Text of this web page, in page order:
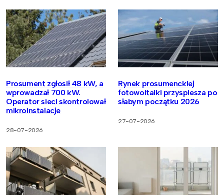
Prosument zgłosił 48 kW, a
wprowadzał 700 kW.
Operator sieci skontrolował
mikroinstalacje
28-07-2026
Rynek prosumenckiej
fotowoltaiki przyspiesza po
słabym początku 2026
27-07-2026